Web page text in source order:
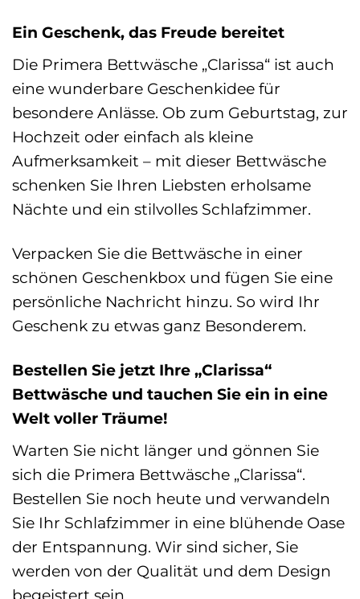
Ein Geschenk, das Freude bereitet
Die Primera Bettwäsche „Clarissa“ ist auch
eine wunderbare Geschenkidee für
besondere Anlässe. Ob zum Geburtstag, zur
Hochzeit oder einfach als kleine
Aufmerksamkeit – mit dieser Bettwäsche
schenken Sie Ihren Liebsten erholsame
Nächte und ein stilvolles Schlafzimmer.
Verpacken Sie die Bettwäsche in einer
schönen Geschenkbox und fügen Sie eine
persönliche Nachricht hinzu. So wird Ihr
Geschenk zu etwas ganz Besonderem.
Bestellen Sie jetzt Ihre „Clarissa“
Bettwäsche und tauchen Sie ein in eine
Welt voller Träume!
Warten Sie nicht länger und gönnen Sie
sich die Primera Bettwäsche „Clarissa“.
Bestellen Sie noch heute und verwandeln
Sie Ihr Schlafzimmer in eine blühende Oase
der Entspannung. Wir sind sicher, Sie
werden von der Qualität und dem Design
begeistert sein.